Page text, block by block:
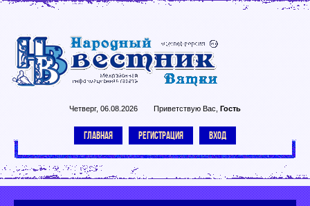
Четверг, 06.08.2026 Приветствую Вас Гость
ГЛАВНАЯ РЕГИСТРАЦИЯ ВХОД